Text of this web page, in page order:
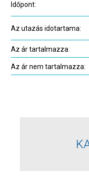
Időpont:
Az utazás idotartama:
Az ár tartalmazza:
Az ár nem tartalmazza: